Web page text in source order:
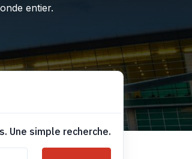
entier.
Une simple recherche.